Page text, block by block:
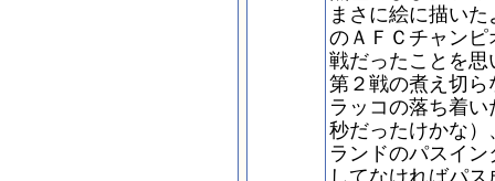
まさに絵に描い
のＡＦＣチャン
戦だったことを
第２戦の煮え切
ラッコの落ち着
秒だったけかな
ランドのパスイ
してなければパ